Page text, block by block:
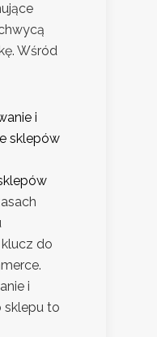
Wśród
i
sklepów
do
i
sklepu to